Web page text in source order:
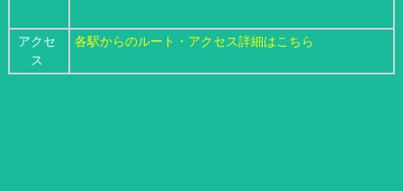
アクセ
ス
各駅からのルート・アクセス詳細はこちら